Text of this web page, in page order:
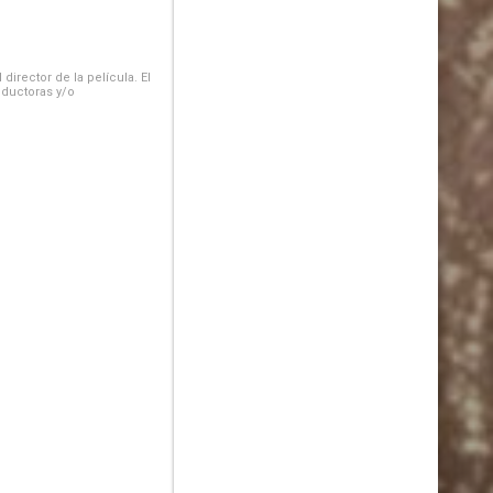
de la película. El
y/o